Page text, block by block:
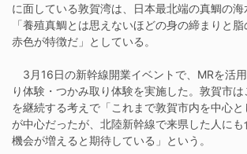
に面している敦賀湾は、日本最北端の真鯛の
「養殖真鯛とは思えないほどの身の締まりと
赤色が特徴だ」としている。
3月16日の新幹線開業イベントで、MRを活
り体験・つかみ取り体験を実施した。敦賀市
を継続する考えで「これまで敦賀市内を中心
が中心だったが、北陸新幹線で来県した人にも
機会が増えると期待している」という。